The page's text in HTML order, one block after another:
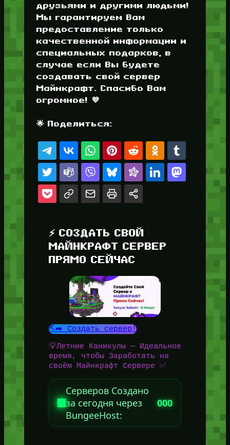
друзьями и другими людьми!
Мы гарантируем Вам
предоставление только
качественной информации и
специальных подарков, в
случае если Вы будете
создавать свой сервер
Майнкрафт. Спасибо Вам
огромное! 💜
🌟 Поделиться:
⚡ СОЗДАТЬ СВОЙ
МАЙНКРАФТ СЕРВЕР
ПРЯМО СЕЙЧАС
⛏️➡️ Создать сервер!
💡Летние Каникулы — Идеальное
время, чтобы Заработать на
своём Майнкрафт Сервере ✅
Серверов Создано
за сегодня через
BungeeHost:
000